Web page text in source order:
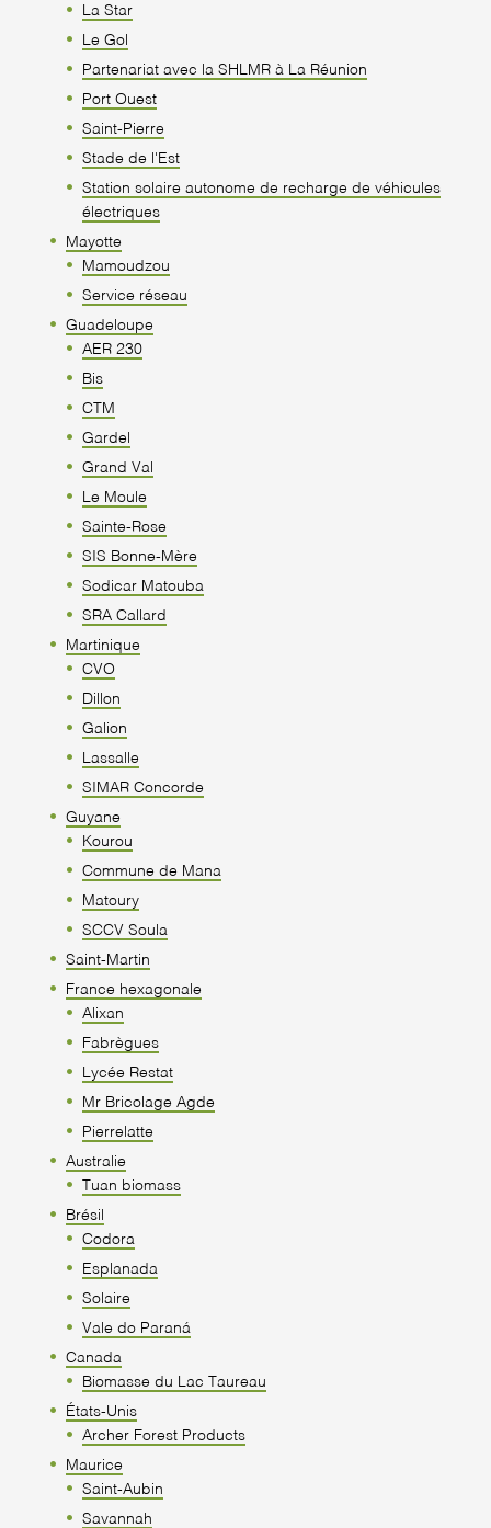
La Star
Le Gol
Partenariat avec la SHLMR à La Réunion
Port Ouest
Saint-Pierre
Stade de l'Est
Station solaire autonome de recharge de véhicules
électriques
Mayotte
Mamoudzou
Service réseau
Guadeloupe
AER 230
Bis
CTM
Gardel
Grand Val
Le Moule
Sainte-Rose
SIS Bonne-Mère
Sodicar Matouba
SRA Callard
Martinique
CVO
Dillon
Galion
Lassalle
SIMAR Concorde
Guyane
Kourou
Commune de Mana
Matoury
SCCV Soula
Saint-Martin
France hexagonale
Alixan
Fabrègues
Lycée Restat
Mr Bricolage Agde
Pierrelatte
Australie
Tuan biomass
Brésil
Codora
Esplanada
Solaire
Vale do Paraná
Canada
Biomasse du Lac Taureau
États-Unis
Archer Forest Products
Maurice
Saint-Aubin
Savannah